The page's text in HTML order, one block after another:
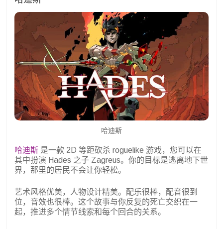
哈迪斯
哈迪斯 是一款 2D 等距砍杀 roguelike 游戏，您可以在
其中扮演 Hades 之子 Zagreus。你的目标是逃离地下世
界，那里的居民不会让你轻松。
艺术风格优美，人物设计精美。配乐很棒，配音很到
位，音效也很棒。这个故事与你反复的死亡交织在一
起，推进多个情节线索和每个回合的关系。